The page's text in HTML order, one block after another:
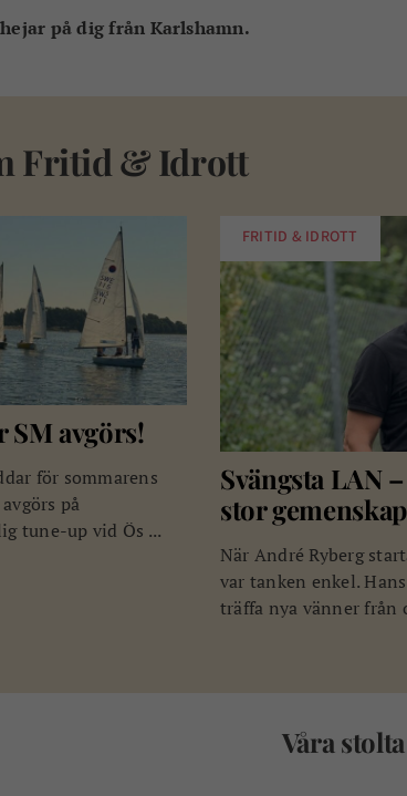
på dig från Karlshamn.
Fritid & Idrott
SM avgörs!
för sommarens
på
tune-up vid Ös ...
FRITID & IDROTT
Svängsta LAN
stor gemenskap
När André Ryberg
var tanken enkel.
träffa nya vänner från
Våra